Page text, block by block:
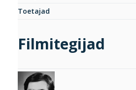
Toetajad
Filmitegijad